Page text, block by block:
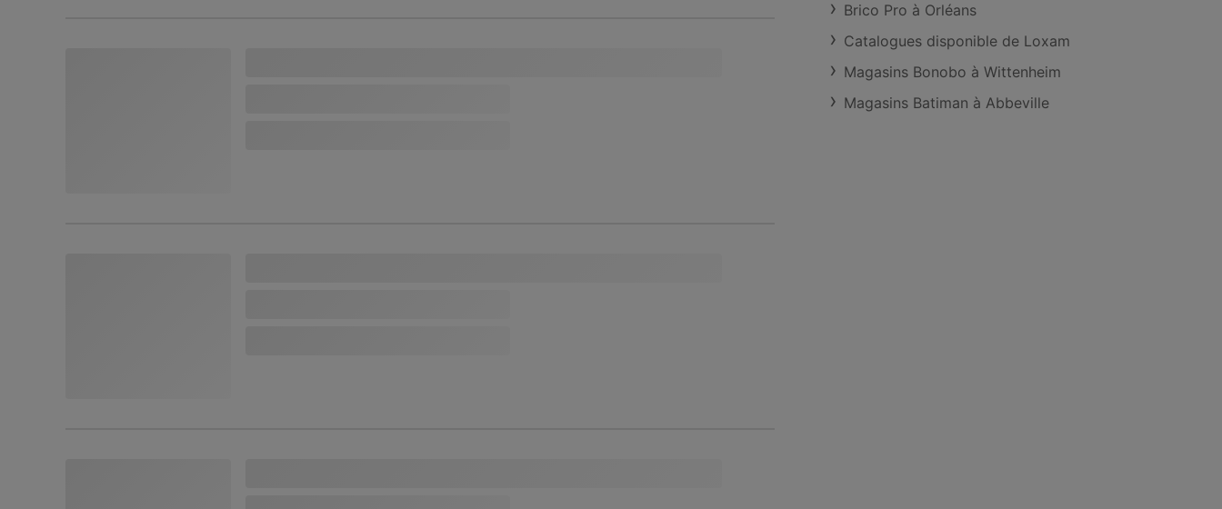
Brico Pro à Orléans
Catalogues disponible de Loxam
Magasins Bonobo à Wittenheim
Magasins Batiman à Abbeville